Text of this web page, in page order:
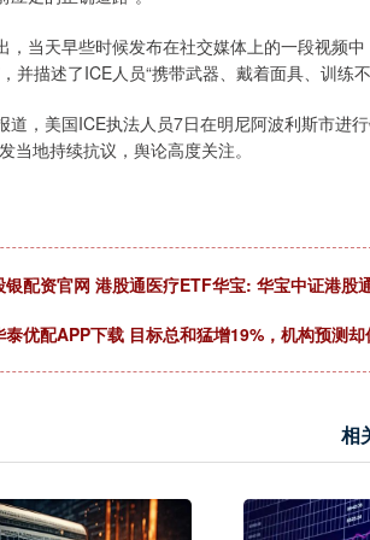
当天早些时候发布在社交媒体上的一段视频中
并描述了ICE人员“携带武器、戴着面具、训练
，美国ICE执法人员7日在明尼阿波利斯市进行
当地持续抗议，舆论高度关注。
银配资官网 港股通医疗ETF华宝: 华宝中证港
泰优配APP下载 目标总和猛增19%，机构预测
相